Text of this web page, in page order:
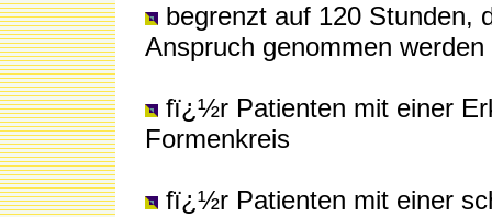
begrenzt auf 120 Stunden,
Anspruch genommen
fï¿½r Patienten mit einer
Formenkreis
fï¿½r Patienten mit einer